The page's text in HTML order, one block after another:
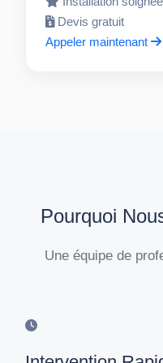
Devis gratuit
Appeler maintenant
Pourquoi
Une équipe de